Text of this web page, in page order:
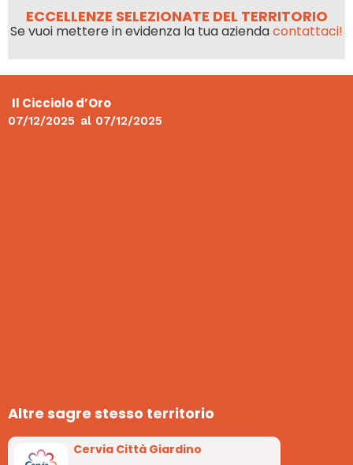
ECCELLENZE SELEZIONATE DEL TERRITORIO
Se vuoi mettere in evidenza la tua aziendacontattaci!
Il Cicciolo d’Oro
07/12/2025 al 07/12/2025
Altre sagre stesso territorio
Cervia Città Giardino